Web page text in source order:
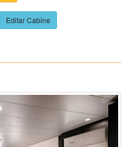
Editar Cabine